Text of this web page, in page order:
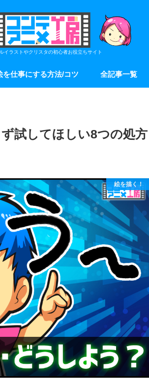
イラストやクリスタの初心者お役立ちサイト
を仕事にする方法/コツ 全記事一覧
試してほしい8つの処方
絵を描く！